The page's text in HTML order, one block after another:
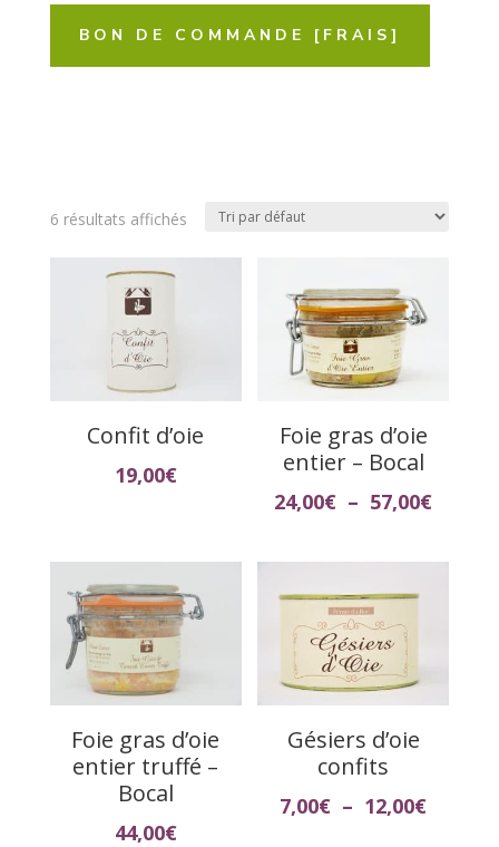
BON DE COMMANDE [FRAIS]
6 résultats affichés
Confit d’oie
19,00€
Foie gras d’oie
entier – Bocal
24,00€ – 57,00€Plage
prix :
Foie gras d’oie
entier truffé –
Bocal
44,00€
Gésiers d’oie
confits
7,00€ – 12,00€Plage